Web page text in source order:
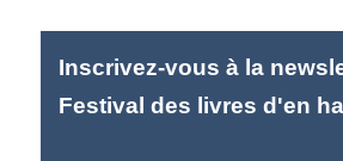
Inscrivez-vous à la
Festival des livres d'en